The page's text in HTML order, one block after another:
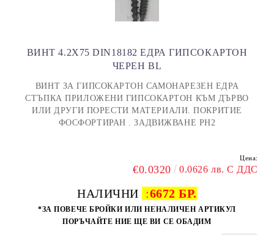
ВИНТ 4.2X75 DIN18182 ЕДРА ГИПСОКАРТОН
ЧЕРЕН BL
ВИНТ ЗА ГИПСОКАРТОН САМОНАРЕЗЕН ЕДРА
СТЪПКА ПРИЛОЖЕНИ ГИПСОКАРТОН КЪМ ДЪРВО
ИЛИ ДРУГИ ПОРЕСТИ МАТЕРИАЛИ. ПОКРИТИЕ
ФОСФОРТИРАН . ЗАДВИЖВАНЕ PH2
Цена:
€0.0320 0.0626 лв. С ДДС
НАЛИЧНИ :6672 БР.
*ЗА ПОВЕЧЕ БРОЙКИ ИЛИ НЕНАЛИЧЕН АРТИКУЛ
ПОРЪЧАЙТЕ НИЕ ЩЕ ВИ СЕ ОБАДИМ